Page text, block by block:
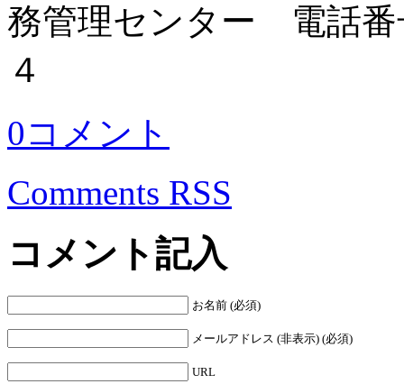
務管理センター 電話番
４
0コメント
Comments RSS
コメント記入
お名前 (必須)
メールアドレス (非表示) (必須)
URL